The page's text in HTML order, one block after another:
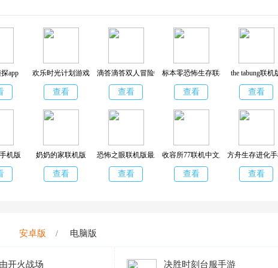
app 欢乐时光计划游戏
查看
滴答滴答双人冒险中文版(TickTock)
查看
标本零恐怖生存联机版
查看
the tabung联机
查看
机版 奶奶的家联机版
查看
恐怖之眼联机版最新版
查看
收容所77联机中文版
查看
方舟生存进化
查看
安卓版 / 电脑版
开火战场 决胜时刻台服手游